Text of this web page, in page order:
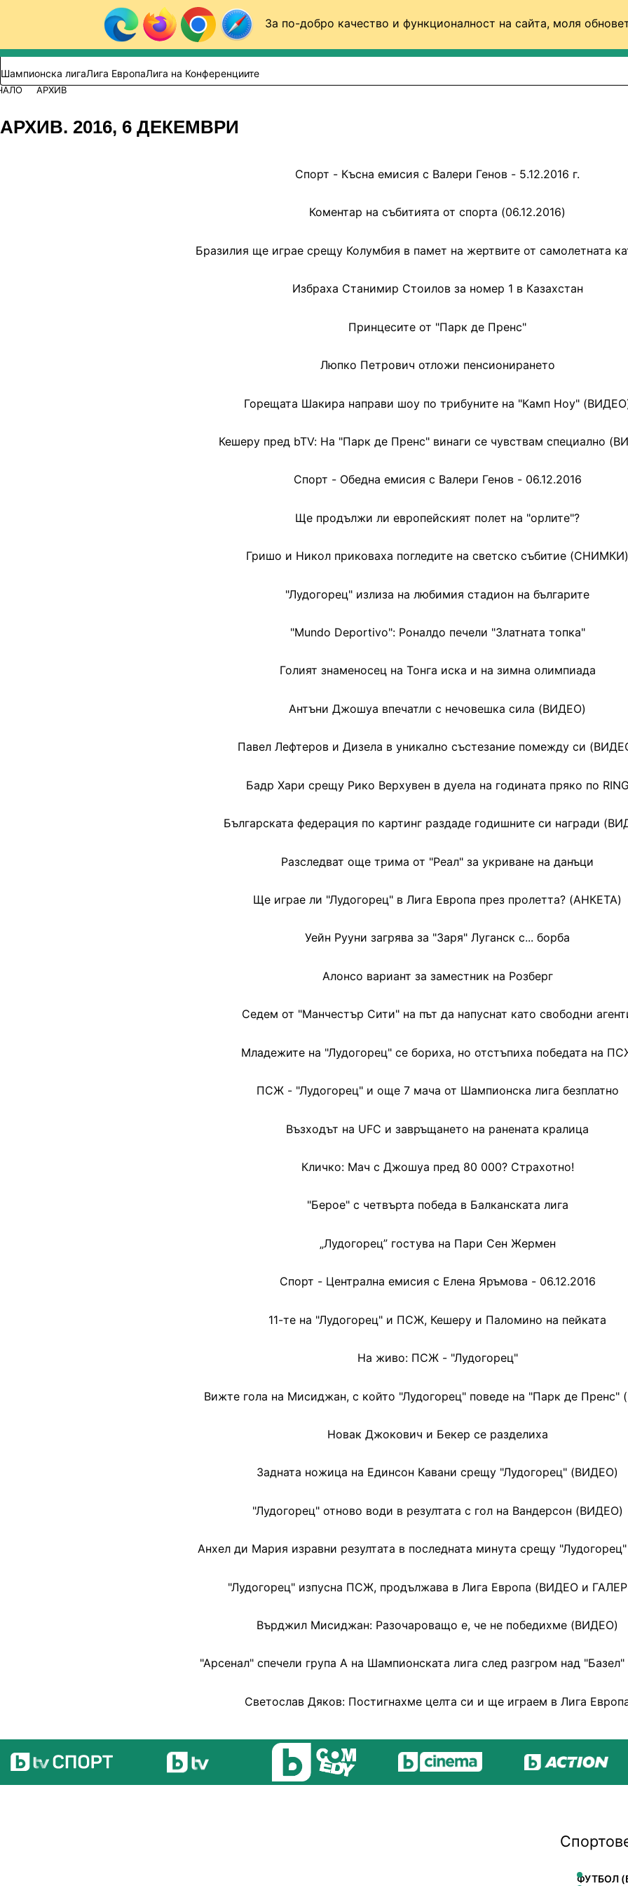
За по-добро качество и функционалност на сайта, моля
Към съдържанието
Търси в сайта
ВИДЕО ФУТБОЛ (БГ)
Шампионска лигаЛига ЕвропаЛига на Конференциите
АРХИВ
АРХИВ. 2016, 6 ДЕКЕМВРИ
Спорт - Късна емисия с Валери Генов - 5.12.2016 г.
Коментар на събитията от спорта (06.12.2016)
Бразилия ще играе срещу Колумбия в памет на жертвите от самолетната
Избраха Станимир Стоилов за номер 1 в Казахстан
Принцесите от "Парк де Пренс"
Люпко Петрович отложи пенсионирането
Горещата Шакира направи шоу по трибуните на "Камп Ноу"
Кешеру пред bTV: На "Парк де Пренс" винаги се чувствам специално
Спорт - Обедна емисия с Валери Генов - 06.12.2016
Ще продължи ли европейският полет на "орлите"?
Гришо и Никол приковаха погледите на светско събитие (СНИМКИ)
"Лудогорец" излиза на любимия стадион на българите
"Mundo Deportivo": Роналдо печели "Златната топка"
Голият знаменосец на Тонга иска и на зимна олимпиада
Антъни Джошуа впечатли с нечовешка сила (ВИДЕО)
Павел Лефтеров и Дизела в уникално състезание помежду си
Бадр Хари срещу Рико Верхувен в дуела на годината пряко по
Българската федерация по картинг раздаде годишните си награди
Разследват още трима от "Реал" за укриване на данъци
Ще играе ли "Лудогорец" в Лига Европа през пролетта? (АНКЕТА)
Уейн Рууни загрява за "Заря" Луганск с... борба
Алонсо вариант за заместник на Розберг
Седем от "Манчестър Сити" на път да напуснат като свободни
Младежите на "Лудогорец" се бориха, но отстъпиха победата на
ПСЖ - "Лудогорец" и още 7 мача от Шампионска лига безплатно
Възходът на UFC и завръщането на ранената кралица
Кличко: Мач с Джошуа пред 80 000? Страхотно!
"Берое" с четвърта победа в Балканската лига
„Лудогорец” гостува на Пари Сен Жермен
Спорт - Централна емисия с Елена Яръмова - 06.12.2016
11-те на "Лудогорец" и ПСЖ, Кешеру и Паломино на пейката
На живо: ПСЖ - "Лудогорец"
Вижте гола на Мисиджан, с който "Лудогорец" поведе на "Парк де
Новак Джокович и Бекер се разделиха
Задната ножица на Единсон Кавани срещу "Лудогорец" (ВИДЕО)
"Лудогорец" отново води в резултата с гол на Вандерсон (ВИДЕО)
Анхел ди Мария изравни резултата в последната минута срещу
"Лудогорец" изпусна ПСЖ, продължава в Лига Европа (ВИДЕО и
Върджил Мисиджан: Разочароващо е, че не победихме (ВИДЕО)
"Арсенал" спечели група A на Шампионската лига след разгром над
Светослав Дяков: Постигнахме целта си и ще играем в Лига
ФУТБОЛ